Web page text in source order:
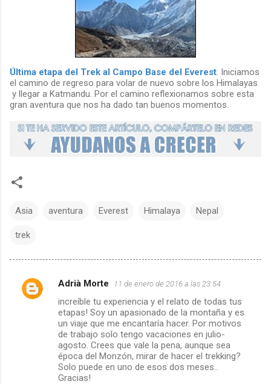
Última etapa del Trek al Campo Base del Everest. Iniciamos
el camino de regreso para volar de nuevo sobre los Himalayas
y llegar a Katmandu. Por el camino reflexionamos sobre esta
gran aventura que nos ha dado tan buenos momentos.
Asia aventura Everest Himalaya Nepal
trek
C
Adrià Morte 11 de enero de 2016 a las 23:54
increíble tu experiencia y el relato de todas tus
etapas! Soy un apasionado de la montaña y es
un viaje que me encantaría hacer. Por motivos
de trabajo solo tengo vacaciones en julio-
agosto. Crees que vale la pena, aunque sea
época del Monzón, mirar de hacer el trekking?
Solo puede en uno de esos dos meses..
Gracias!